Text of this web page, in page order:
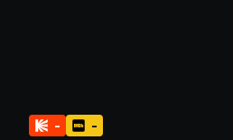
- -